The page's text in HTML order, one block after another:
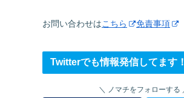
お問い合わせはこちら 免責事項
Twitterでも情報発信してます！
ノマチをフォローする